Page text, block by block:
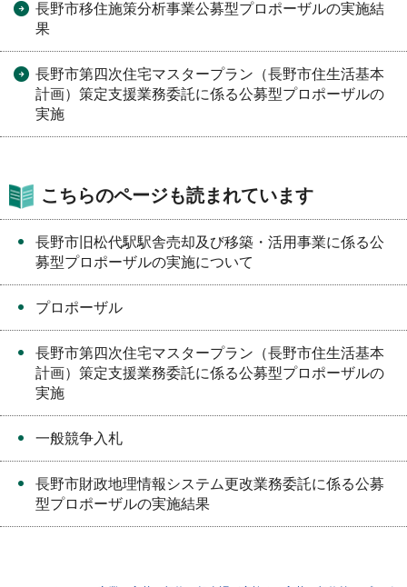
長野市移住施策分析事業公募型プロポーザルの実施結
果
長野市第四次住宅マスタープラン（長野市住生活基本
計画）策定支援業務委託に係る公募型プロポーザルの
実施
こちらのページも読まれています
長野市旧松代駅駅舎売却及び移築・活用事業に係る公
募型プロポーザルの実施について
プロポーザル
長野市第四次住宅マスタープラン（長野市住生活基本
計画）策定支援業務委託に係る公募型プロポーザルの
実施
一般競争入札
長野市財政地理情報システム更改業務委託に係る公募
型プロポーザルの実施結果